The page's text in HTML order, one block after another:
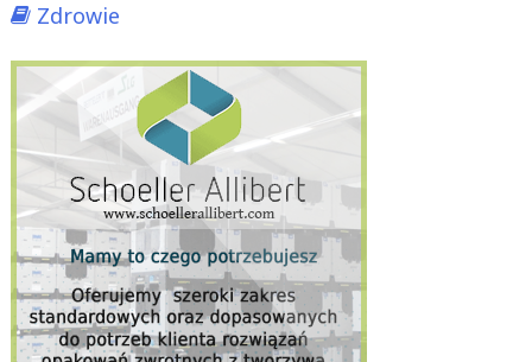
Zdrowie